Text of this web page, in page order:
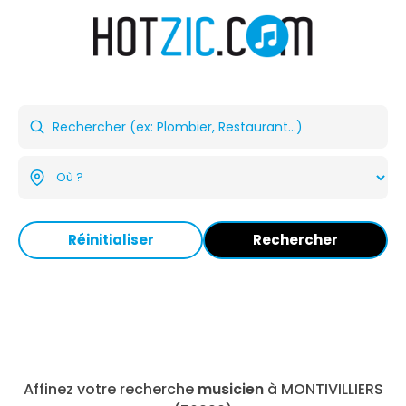
Réinitialiser Rechercher
Affinez votre recherche musicienà MONTIVILLIERS